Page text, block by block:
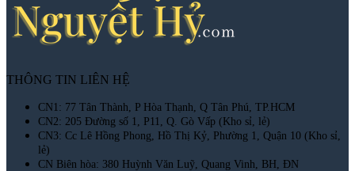
THÔNG TIN LIÊN HỆ
CN1: 77 Tân Thành, P Hòa Thạnh, Q Tân Phú, TP.HCM
CN2: 205 Đường số 1, P11, Q. Gò Vấp (Kho sỉ, lẻ)
CN3: Cc Lê Hồng Phong, Hồ Thị Kỷ, Phường 1, Quận 10 (Kho sỉ,
lẻ)
CN Biên hòa: 380 Huỳnh Văn Luỹ, Quang Vinh, BH, ĐN